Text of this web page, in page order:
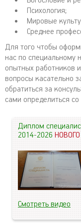
Психология;
Мировые
Среднее
Для того чтобы
нас по специальному
опытных работников
вопросы касательно
обратиться за
сами определиться
Диплом
2014-2026
Смотреть видео